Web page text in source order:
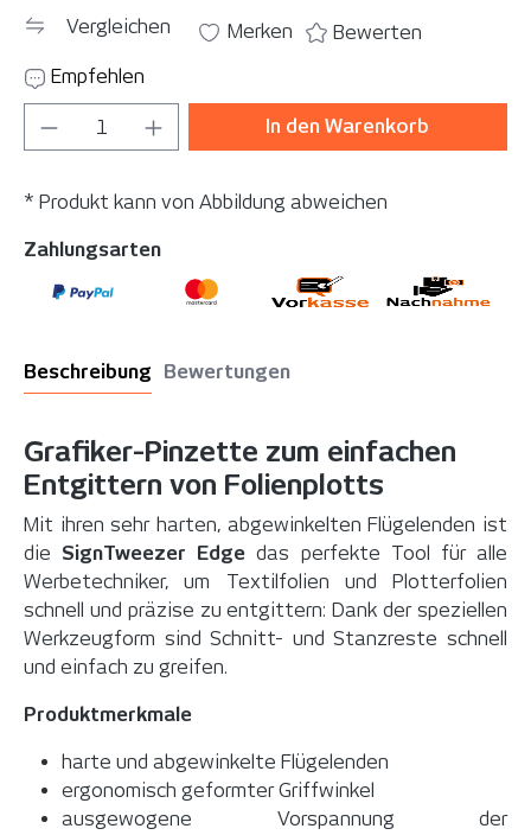
Vergleichen Merken
Bewerten
Empfehlen
Produkt Anzahl: Gib den gewünschten
In den Warenkorb
* Produkt kann von Abbildung abweichen
Zahlungsarten
Beschreibung Bewertungen
Grafiker-Pinzette zum einfachen
Entgittern von Folienplotts
Mit ihren sehr harten, abgewinkelten Flügelenden ist
die SignTweezer Edge das perfekte Tool für alle
Werbetechniker, um Textilfolien und Plotterfolien
schnell und präzise zu entgittern: Dank der speziellen
Werkzeugform sind Schnitt- und Stanzreste schnell
und einfach zu greifen.
Produktmerkmale
harte und abgewinkelte Flügelenden
ergonomisch geformter Griffwinkel
ausgewogene Vorspannung der